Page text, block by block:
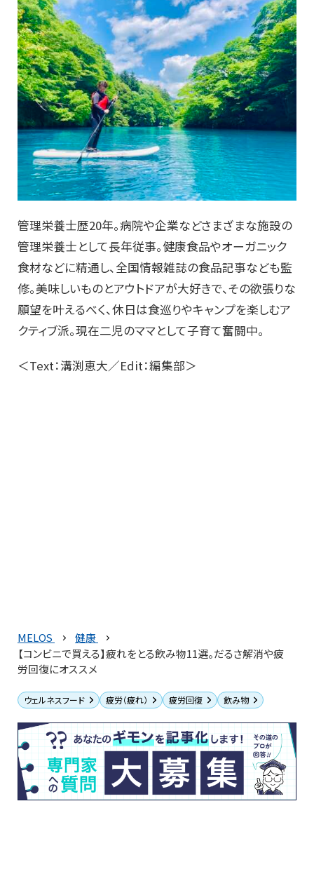
管理栄養士歴20年。病院や企業などさまざまな施設の
管理栄養士として長年従事。健康食品やオーガニック
食材などに精通し、全国情報雑誌の食品記事なども監
修。美味しいものとアウトドアが大好きで、その欲張りな
願望を叶えるべく、休日は食巡りやキャンプを楽しむア
クティブ派。現在二児のママとして子育て奮闘中。
＜Text：溝渕恵大／Edit：編集部＞
MELOS
健康
【コンビニで買える】疲れをとる飲み物11選。だるさ解消や疲
労回復にオススメ
ウェルネスフード 疲労（疲れ） 疲労回復 飲み物